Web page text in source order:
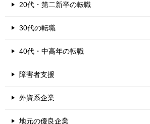
20代・第二新卒の転職
30代の転職
40代・中高年の転職
障害者支援
外資系企業
地元の優良企業